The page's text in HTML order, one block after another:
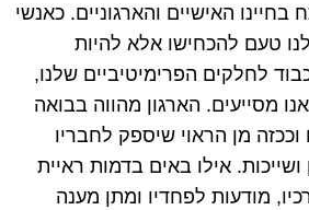
האישיים והארגוניים. כאנשי
טעם להכחישו אלא להיות
לחלקים הפרימיטיביים שלנו,
מסייעים. הארגון מהווה בבואה
מן הראוי שיספק לחבריו
אילו באים בדמות ראיית
מודעות לפחדיו ומתן מענה